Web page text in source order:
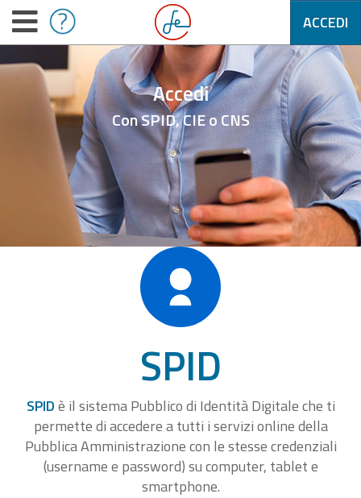
ACCEDI
Accedi
Con SPID, CIE o CNS
SPID
SPIDè il sistema Pubblico di Identità Digitale che ti
permette di accedere a tutti i servizi online della
Pubblica Amministrazione con le stesse credenziali
(username e password) su computer, tablet e
smartphone.